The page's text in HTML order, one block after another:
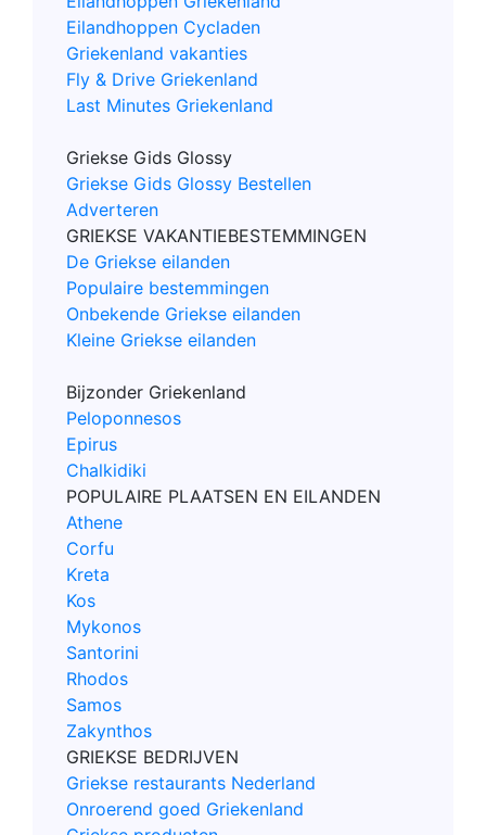
Eilandhoppen Cycladen
Griekenland vakanties
Fly & Drive Griekenland
Last Minutes Griekenland
Griekse Gids Glossy
Griekse Gids Glossy Bestellen
Adverteren
GRIEKSE VAKANTIEBESTEMMINGEN
De Griekse eilanden
Populaire bestemmingen
Onbekende Griekse eilanden
Kleine Griekse eilanden
Bijzonder Griekenland
Peloponnesos
Epirus
Chalkidiki
POPULAIRE PLAATSEN EN EILANDEN
Athene
Corfu
Kreta
Kos
Mykonos
Santorini
Rhodos
Samos
Zakynthos
GRIEKSE BEDRIJVEN
Griekse restaurants Nederland
Onroerend goed Griekenland